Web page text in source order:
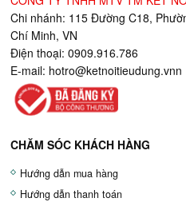
Chi nhánh: 115 Đường C18,
Chí Minh, VN
Điện thoại: 0909.916.786
E-mail: hotro@ketnoitieudung.vnn
CHĂM SÓC KHÁCH HÀNG
Hướng dẫn mua hàng
Hướng dẫn thanh toán